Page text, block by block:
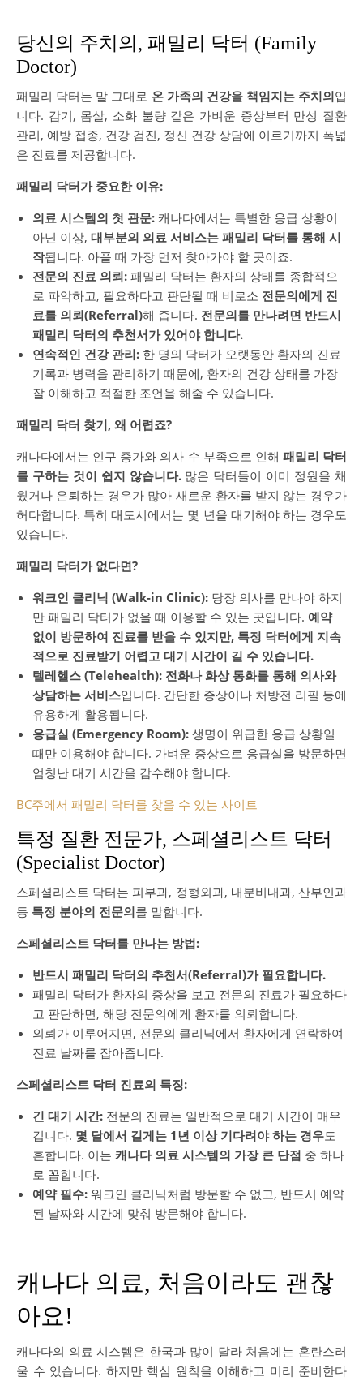
당신의 주치의, 패밀리 닥터 (Family
Doctor)
패밀리 닥터는 말 그대로 온 가족의 건강을 책임지는 주치의입
니다. 감기, 몸살, 소화 불량 같은 가벼운 증상부터 만성 질환
관리, 예방 접종, 건강 검진, 정신 건강 상담에 이르기까지 폭넓
은 진료를 제공합니다.
패밀리 닥터가 중요한 이유:
의료 시스템의 첫 관문: 캐나다에서는 특별한 응급 상황이
아닌 이상, 대부분의 의료 서비스는 패밀리 닥터를 통해 시
작됩니다. 아플 때 가장 먼저 찾아가야 할 곳이죠.
전문의 진료 의뢰: 패밀리 닥터는 환자의 상태를 종합적으
로 파악하고, 필요하다고 판단될 때 비로소 전문의에게 진
료를 의뢰(Referral)해 줍니다. 전문의를 만나려면 반드시
패밀리 닥터의 추천서가 있어야 합니다.
연속적인 건강 관리: 한 명의 닥터가 오랫동안 환자의 진료
기록과 병력을 관리하기 때문에, 환자의 건강 상태를 가장
잘 이해하고 적절한 조언을 해줄 수 있습니다.
패밀리 닥터 찾기, 왜 어렵죠?
캐나다에서는 인구 증가와 의사 수 부족으로 인해 패밀리 닥터
를 구하는 것이 쉽지 않습니다.많은 닥터들이 이미 정원을 채
웠거나 은퇴하는 경우가 많아 새로운 환자를 받지 않는 경우가
허다합니다. 특히 대도시에서는 몇 년을 대기해야 하는 경우도
있습니다.
패밀리 닥터가 없다면?
워크인 클리닉 (Walk-in Clinic): 당장 의사를 만나야 하지
만 패밀리 닥터가 없을 때 이용할 수 있는 곳입니다. 예약
없이 방문하여 진료를 받을 수 있지만, 특정 닥터에게 지속
적으로 진료받기 어렵고 대기 시간이 길 수 있습니다.
텔레헬스 (Telehealth): 전화나 화상 통화를 통해 의사와
상담하는 서비스입니다. 간단한 증상이나 처방전 리필 등에
유용하게 활용됩니다.
응급실 (Emergency Room): 생명이 위급한 응급 상황일
때만 이용해야 합니다. 가벼운 증상으로 응급실을 방문하면
엄청난 대기 시간을 감수해야 합니다.
BC주에서 패밀리 닥터를 찾을 수 있는 사이트
특정 질환 전문가, 스페셜리스트 닥터
(Specialist Doctor)
스페셜리스트 닥터는 피부과, 정형외과, 내분비내과, 산부인과
등 특정 분야의 전문의를 말합니다.
스페셜리스트 닥터를 만나는 방법:
반드시 패밀리 닥터의 추천서(Referral)가 필요합니다.
패밀리 닥터가 환자의 증상을 보고 전문의 진료가 필요하다
고 판단하면, 해당 전문의에게 환자를 의뢰합니다.
의뢰가 이루어지면, 전문의 클리닉에서 환자에게 연락하여
진료 날짜를 잡아줍니다.
스페셜리스트 닥터 진료의 특징:
긴 대기 시간: 전문의 진료는 일반적으로 대기 시간이 매우
깁니다. 몇 달에서 길게는 1년 이상 기다려야 하는 경우도
흔합니다. 이는 캐나다 의료 시스템의 가장 큰 단점 중 하나
로 꼽힙니다.
예약 필수: 워크인 클리닉처럼 방문할 수 없고, 반드시 예약
된 날짜와 시간에 맞춰 방문해야 합니다.
캐나다 의료, 처음이라도 괜찮
아요!
캐나다의 의료 시스템은 한국과 많이 달라 처음에는 혼란스러
울 수 있습니다. 하지만 핵심 원칙을 이해하고 미리 준비한다